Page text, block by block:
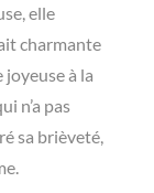
elle
charmante
à la
n’a pas
sa brièveté,